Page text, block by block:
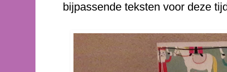
bijpassende teksten voor deze